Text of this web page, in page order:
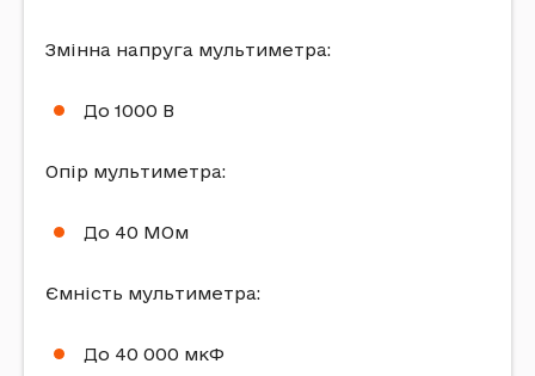
Змінна напруга мультиметра:
До 1000 В
Опір мультиметра:
До 40 МОм
Ємність мультиметра:
До 40 000 мкФ